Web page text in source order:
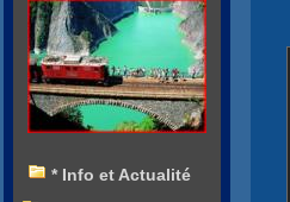
* Info et Actualité